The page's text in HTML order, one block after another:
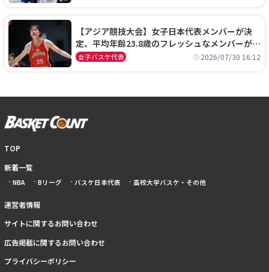
【アジア競技大会】女子日本代表メンバーが決
定、平均年齢23.8歳のフレッシュなメンバーが日
本開催の大舞台で頂点を狙う
女子バスケ代表 2026/07/30 16:12
TOP
新着一覧
NBA Bリーグ バスケ日本代表 高校大学バスケ・その他
運営者情報
サイトに関するお問い合わせ
広告掲載に関するお問い合わせ
プライバシーポリシー